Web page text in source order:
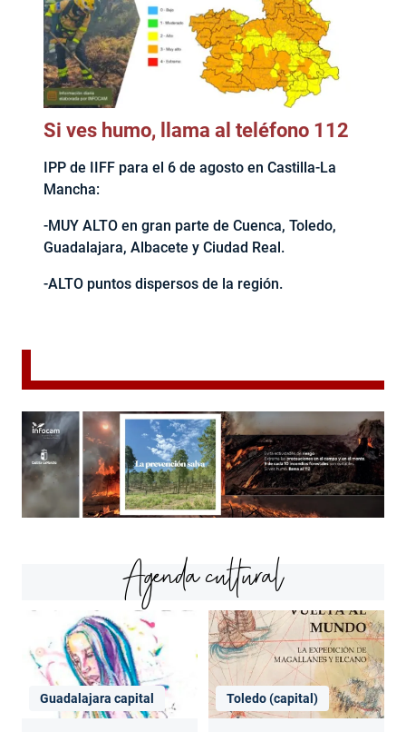
Si ves humo, llama al teléfono 112
IPP de IIFF para el 6 de agosto en Castilla-La
Mancha:
-MUY ALTO en gran parte de Cuenca, Toledo,
Guadalajara, Albacete y Ciudad Real.
-ALTO puntos dispersos de la región.
Agenda cultural
Guadalajara capital Toledo (capital)